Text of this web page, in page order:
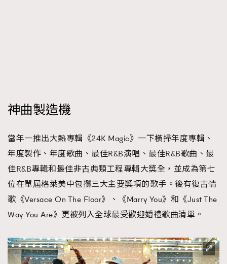
神曲製造機
當年一推出大熱專輯《24K Magic》一下橫掃年度專輯、
年度製作、年度歌曲、最佳R&B演唱、最佳R&B歌曲、最
佳R&B專輯和最佳非古典類工程專輯大獎全，並成為第七
位在單屆格萊美中包攬三大主要獎項的歌手。後有復古情
歌《Versace On The Floor》、《Marry You》和《Just The
Way You Are》更被列入全球最受歡迎婚禮歌曲清單。